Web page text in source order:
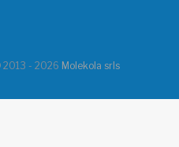
2013 - 2026 Molekola srls